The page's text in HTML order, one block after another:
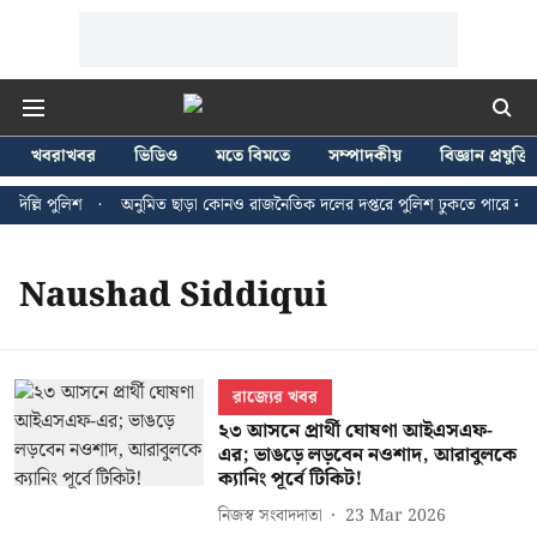
খবরাখবর ভিডিও মতে বিমতে সম্পাদকীয়
বিজ্ঞান প্রযুক্তি
পুলিশ
অনুমিত ছাড়া কোনও রাজনৈতিক দলের দপ্তরে পুলিশ ঢুকতে পারে না -
Naushad Siddiqui
রাজ্যের খবর
২৩ আসনে প্রার্থী ঘোষণা আইএসএফ-
এর; ভাঙড়ে লড়বেন নওশাদ, আরাবুলকে
ক্যানিং পূর্বে টিকিট!
নিজস্ব সংবাদদাতা
23 Mar 2026